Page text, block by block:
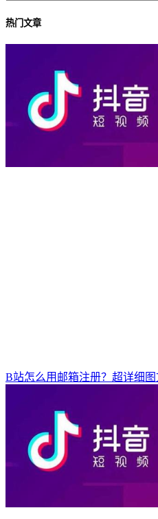
热门文章
B站怎么用邮箱注册？超详细图